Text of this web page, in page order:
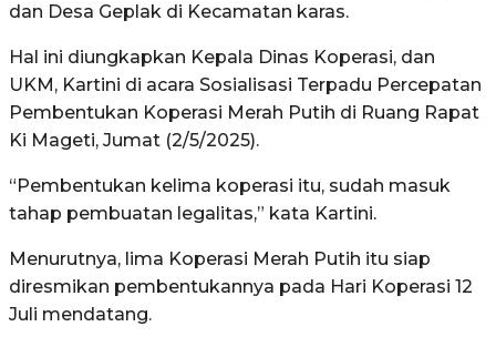
dan Desa Geplak di Kecamatan karas.
Hal ini diungkapkan Kepala Dinas Koperasi, dan
UKM, Kartini di acara Sosialisasi Terpadu Percepatan
Pembentukan Koperasi Merah Putih di Ruang Rapat
Ki Mageti, Jumat (2/5/2025).
“Pembentukan kelima koperasi itu, sudah masuk
tahap pembuatan legalitas,” kata Kartini.
Menurutnya, lima Koperasi Merah Putih itu siap
diresmikan pembentukannya pada Hari Koperasi 12
Juli mendatang.